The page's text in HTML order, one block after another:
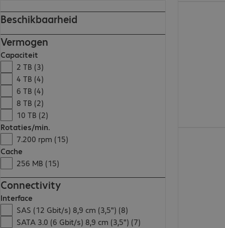
Beschikbaarheid
Vermogen
Capaciteit
2 TB (3)
4 TB (4)
6 TB (4)
8 TB (2)
10 TB (2)
Rotaties/min.
7.200 rpm (15)
Cache
256 MB (15)
Connectivity
Interface
SAS (12 Gbit/s) 8,9 cm (3,5") (8)
SATA 3.0 (6 Gbit/s) 8,9 cm (3,5") (7)